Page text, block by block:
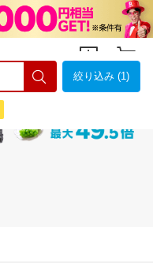
絞り込み (1)